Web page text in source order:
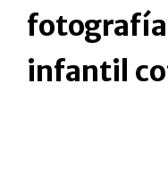
fotografía
infantil